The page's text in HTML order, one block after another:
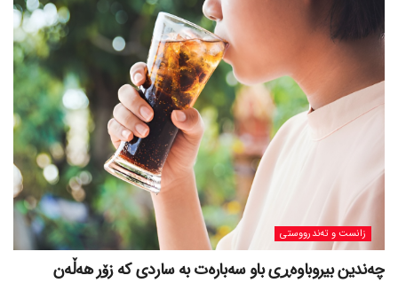
زانست و تەندرووستی
چەندین بیروباوەڕی باو سەبارەت بە ساردی کە زۆر هەڵەن